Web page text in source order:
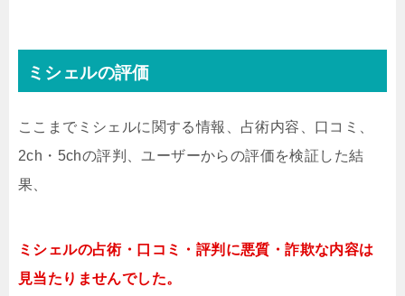
ミシェルの評価
ここまでミシェルに関する情報、占術内容、口コミ、
2ch・5chの評判、ユーザーからの評価を検証した結
果、
ミシェルの占術・口コミ・評判に悪質・詐欺な内容は
見当たりませんでした。